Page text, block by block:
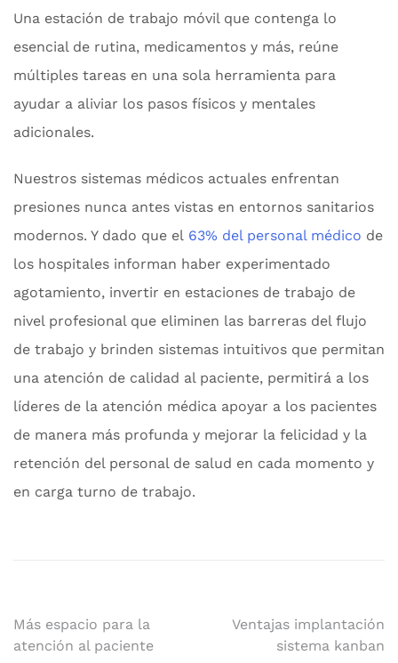
Una estación de trabajo móvil que contenga lo
esencial de rutina, medicamentos y más, reúne
múltiples tareas en una sola herramienta para
ayudar a aliviar los pasos físicos y mentales
adicionales.
Nuestros sistemas médicos actuales enfrentan
presiones nunca antes vistas en entornos sanitarios
modernos. Y dado que el 63% del personal médico de
los hospitales informan haber experimentado
agotamiento, invertir en estaciones de trabajo de
nivel profesional que eliminen las barreras del flujo
de trabajo y brinden sistemas intuitivos que permitan
una atención de calidad al paciente, permitirá a los
líderes de la atención médica apoyar a los pacientes
de manera más profunda y mejorar la felicidad y la
retención del personal de salud en cada momento y
en carga turno de trabajo.
Más espacio para la
atención al paciente
Ventajas implantación
sistema kanban